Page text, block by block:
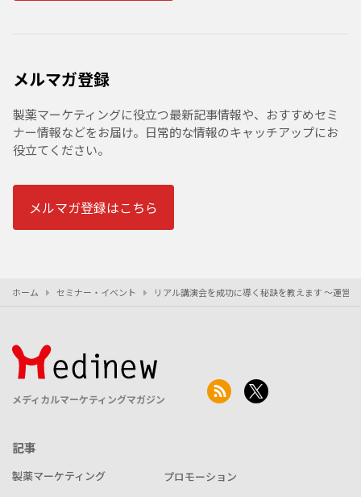
メルマガ登録
製薬マーケティングに役立つ最新記事情報や、おすすめセミ
ナー情報などをお届け。日常的な情報のキャッチアップにお
役立てください。
メルマガ登録はこちら
ホーム セミナー・イベント リアル講演会を成功に導く秘訣を教えます ～運営
メディカルマーケティングマガジン
記事
製薬マーケティング プロモーション